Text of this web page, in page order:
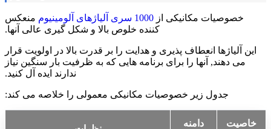
خصوصیات مکانیکی از 1000 سری آلیاژهای آلومینیوم
منعکس
کننده خلوص بالا و شکل گیری عالی آنها.
این آلیاژها انعطاف پذیری و هدایت را بر قدرت بالا در اولویت قرار
می دهند, آنها را برای برنامه هایی که به ظرفیت بار سنگین نیاز
ندارند ایده آل کنید.
جدول زیر خصوصیات مکانیکی معمولی را خلاصه می کند:
خاصیت
دامنه